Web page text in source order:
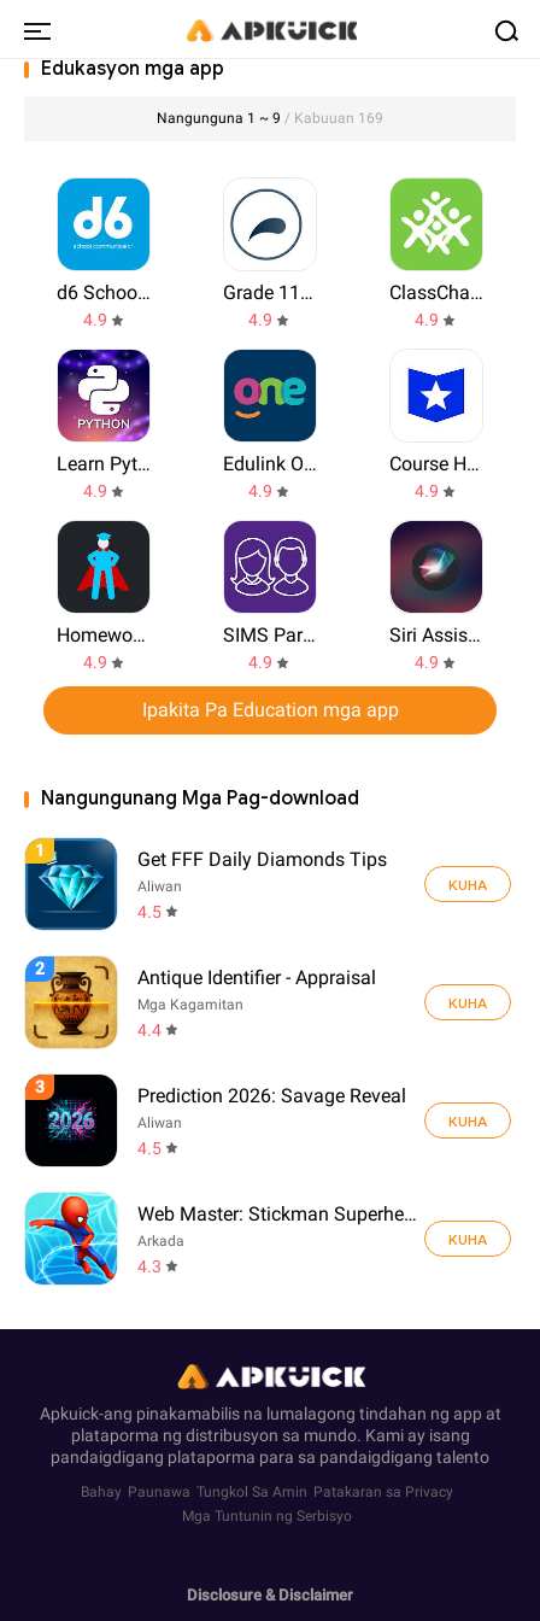
Edukasyon mga app
Nangunguna 1 ~ 9 / Kabuuan 169
d6 School Communicator
4.9
Grade 11 Mathematics Mobile Application
4.9
ClassCharts Parents
4.9
Learn Python
4.9
Edulink One
4.9
Course Hero
4.9
HomeworkMan
4.9
SIMS Parent
4.9
Siri Assistnt voice commands
4.9
Ipakita Pa Education mga app
Nangungunang Mga Pag-download
1 Get FFF Daily Diamonds Tips
Aliwan
4.5
KUHA
2 Antique Identifier - Appraisal
Mga Kagamitan
4.4
KUHA
3 Prediction 2026: Savage Reveal
Aliwan
4.5
KUHA
Web Master: Stickman Superhero
Arkada
4.3
KUHA
Apkuick-ang pinakamabilis na lumalagong tindahan ng app at
plataporma ng distribusyon sa mundo. Kami ay isang
pandaigdigang plataporma para sa pandaigdigang talento
Bahay Paunawa Tungkol Sa Amin Patakaran sa Privacy
Mga Tuntunin ng Serbisyo
Disclosure & Disclaimer